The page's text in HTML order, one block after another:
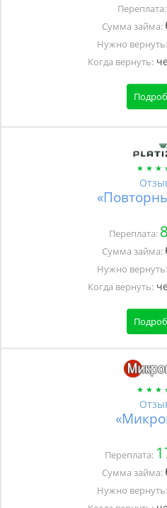
Переплата:
Сумма займа:
Нужно вернуть:
Когда вернуть:
Переплата:
Сумма займа:
Нужно вернуть:
Когда вернуть:
Переплата:
Сумма займа:
Нужно вернуть: